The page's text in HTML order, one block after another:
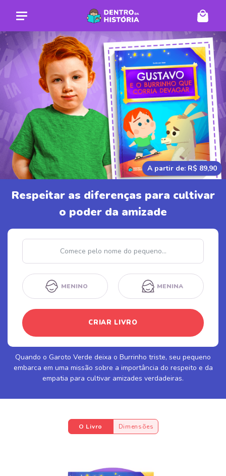
A partir de: R$ 89,90
Respeitar as diferenças para cultivar
o poder da amizade
Nome
MENINO MENINA
CRIAR LIVRO
Quando o Garoto Verde deixa o Burrinho triste, seu pequeno
embarca em uma missão sobre a importância do respeito e da
empatia para cultivar amizades verdadeiras.
O Livro Dimensões